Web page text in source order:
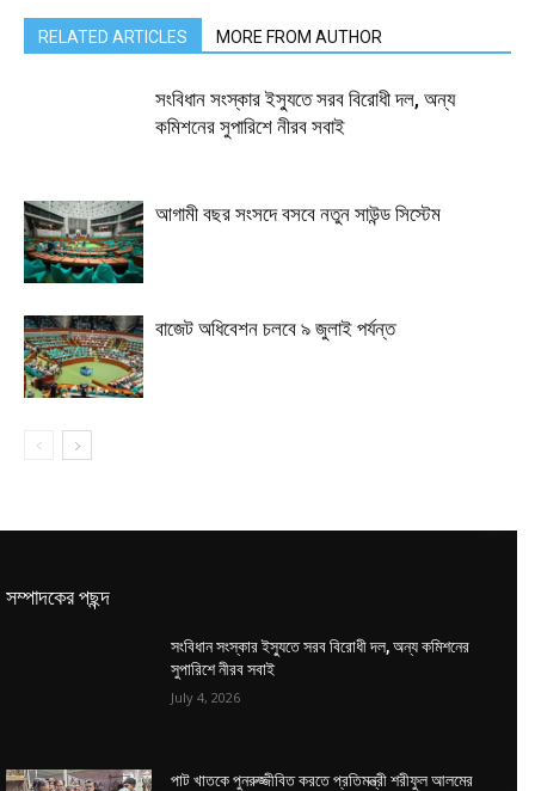
RELATED ARTICLES MORE FROM AUTHOR
সংবিধান সংস্কার ইস্যুতে সরব বিরোধী দল, অন্য
কমিশনের সুপারিশে নীরব সবাই
আগামী বছর সংসদে বসবে নতুন সাউন্ড সিস্টেম
বাজেট অধিবেশন চলবে ৯ জুলাই পর্যন্ত
সম্পাদকের পছন্দ
সংবিধান সংস্কার ইস্যুতে সরব বিরোধী দল, অন্য কমিশনের
সুপারিশে নীরব সবাই
July 4, 2026
পাট খাতকে পুনরুজ্জীবিত করতে প্রতিমন্ত্রী শরীফুল আলমের